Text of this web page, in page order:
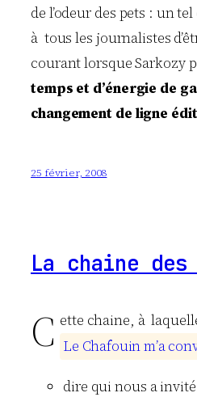
de l’odeur des pets : un
à tous les journalistes
courant lorsque Sarkozy
temps et d’énergie de
changement de ligne
25 février, 2008
La chaine des
C ette chaine, à
Le Chafouinm’acon
dire qui nous a invité